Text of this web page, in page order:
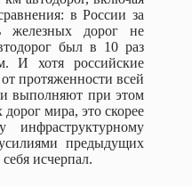
в России за
железных дорог не
был в 10 раз
хотя российские
протяженности всей
выполняют при этом
мира, это скорее
предыдущих
исчерпал.